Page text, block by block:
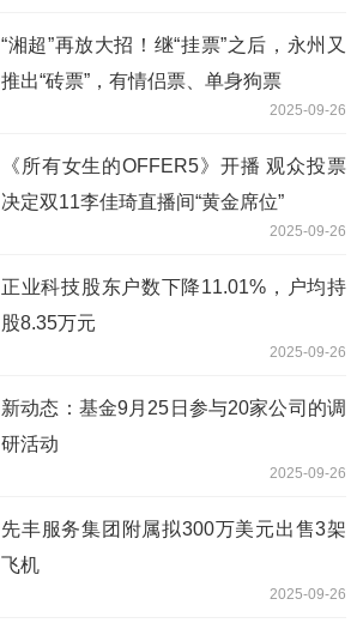
“湘超”再放大招！继“挂票”之后，永州又
推出“砖票”，有情侣票、单身狗票
2025-09-26
《所有女生的OFFER5》开播 观众投票
决定双11李佳琦直播间“黄金席位”
2025-09-26
正业科技股东户数下降11.01%，户均持
股8.35万元
2025-09-26
新动态：基金9月25日参与20家公司的调
研活动
2025-09-26
先丰服务集团附属拟300万美元出售3架
飞机
2025-09-26